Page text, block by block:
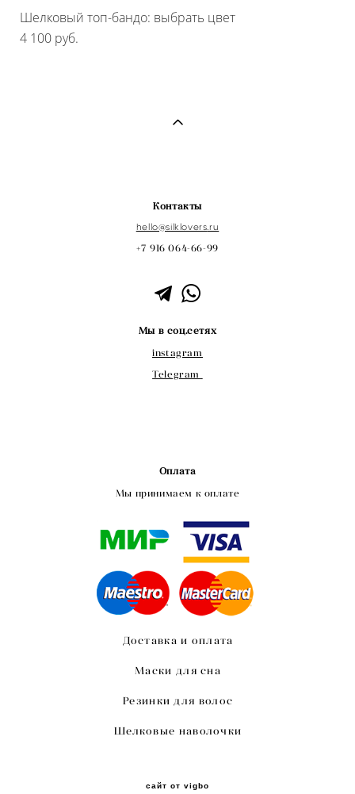
Шелковый топ-бандо: выбрать цвет
4 100 pуб.
Контакты
hello@silklovers.ru
+7 916 064-66-99
Мы в соц.сетях
instagram
Telegram
Оплата
Мы принимаем к оплате
Доставка и оплата
Маски для сна
Резинки для волос
Шелковые наволочки
сайт от vigbo